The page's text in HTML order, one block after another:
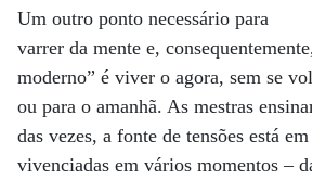
Um outro ponto necessário para
varrer da mente e,
moderno” é viver o agora, sem se
ou para o amanhã. As mestras
das vezes, a fonte de tensões está
vivenciadas em vários momentos –